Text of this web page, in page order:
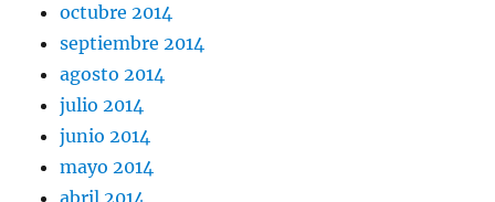
octubre 2014
septiembre 2014
agosto 2014
julio 2014
junio 2014
mayo 2014